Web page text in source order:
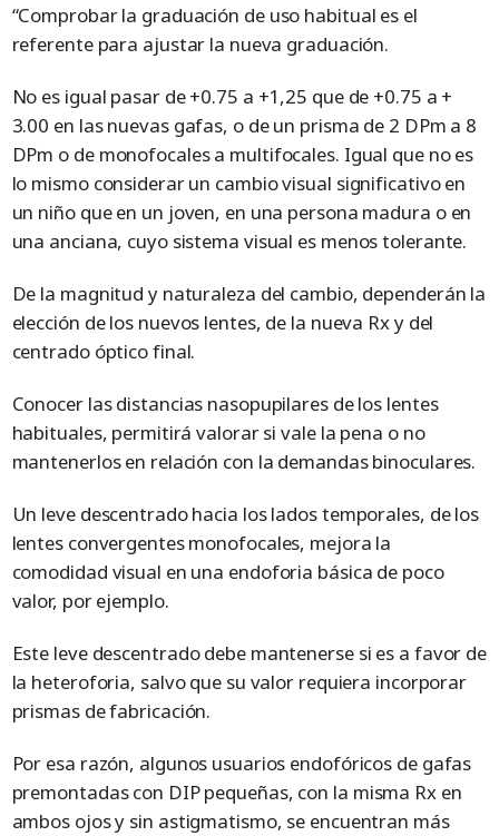
“Comprobar la graduación de uso habitual es el
referente para ajustar la nueva graduación.
No es igual pasar de +0.75 a +1,25 que de +0.75 a +
3.00 en las nuevas gafas, o de un prisma de 2 DPm a 8
DPm o de monofocales a multifocales. Igual que no es
lo mismo considerar un cambio visual significativo en
un niño que en un joven, en una persona madura o en
una anciana, cuyo sistema visual es menos tolerante.
De la magnitud y naturaleza del cambio, dependerán la
elección de los nuevos lentes, de la nueva Rx y del
centrado óptico final.
Conocer las distancias nasopupilares de los lentes
habituales, permitirá valorar si vale la pena o no
mantenerlos en relación con la demandas binoculares.
Un leve descentrado hacia los lados temporales, de los
lentes convergentes monofocales, mejora la
comodidad visual en una endoforia básica de poco
valor, por ejemplo.
Este leve descentrado debe mantenerse si es a favor de
la heteroforia, salvo que su valor requiera incorporar
prismas de fabricación.
Por esa razón, algunos usuarios endofóricos de gafas
premontadas con DIP pequeñas, con la misma Rx en
ambos ojos y sin astigmatismo, se encuentran más